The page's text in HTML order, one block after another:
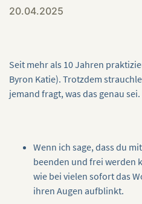
20.04.2025
Seit mehr als 10 Jahren
Byron Katie). Trotzdem
jemand fragt, was das genau sei.
Wenn ich sage, dass du
beenden und frei werden
wie bei vielen sofort das
ihren Augen aufblinkt.